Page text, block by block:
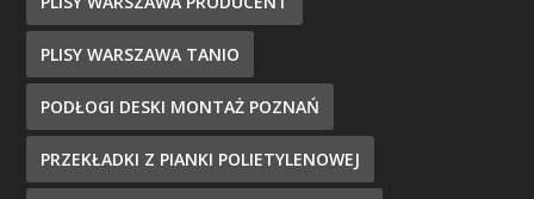
PLISY WARSZAWA TANIO
PODŁOGI DESKI MONTAŻ POZNAŃ
PRZEKŁADKI Z PIANKI POLIETYLENOWEJ